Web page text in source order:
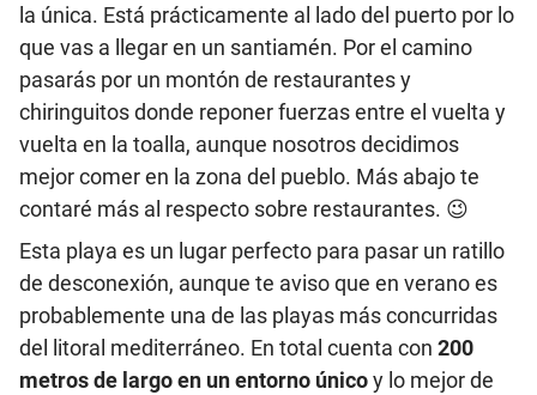
la única. Está prácticamente al lado del puerto por lo
que vas a llegar en un santiamén. Por el camino
pasarás por un montón de restaurantes y
chiringuitos donde reponer fuerzas entre el vuelta y
vuelta en la toalla, aunque nosotros decidimos
mejor comer en la zona del pueblo. Más abajo te
contaré más al respecto sobre restaurantes. 😉
Esta playa es un lugar perfecto para pasar un ratillo
de desconexión, aunque te aviso que en verano es
probablemente una de las playas más concurridas
del litoral mediterráneo. En total cuenta con 200
metros de largo en un entorno únicoy lo mejor de